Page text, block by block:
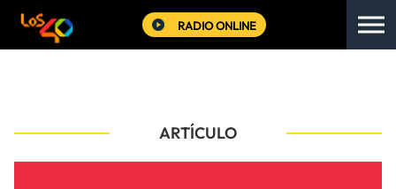
RADIO ONLINE
ARTÍCULO